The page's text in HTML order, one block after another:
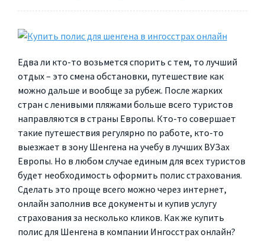
Едва ли кто-то возьмется спорить с тем, то лучший
отдых – это смена обстановки, путешествие как
можно дальше и вообще за рубеж. После жарких
стран с ленивыми пляжами больше всего туристов
направляются в страны Европы. Кто-то совершает
такие путешествия регулярно по работе, кто-то
выезжает в зону Шенгена на учебу в лучших ВУЗах
Европы. Но в любом случае единым для всех туристов
будет необходимость оформить полис страхования.
Сделать это проще всего можно через интернет,
онлайн заполнив все документы и купив услугу
страхования за несколько кликов. Как же купить
полис для Шенгена в компании Ингосстрах онлайн?